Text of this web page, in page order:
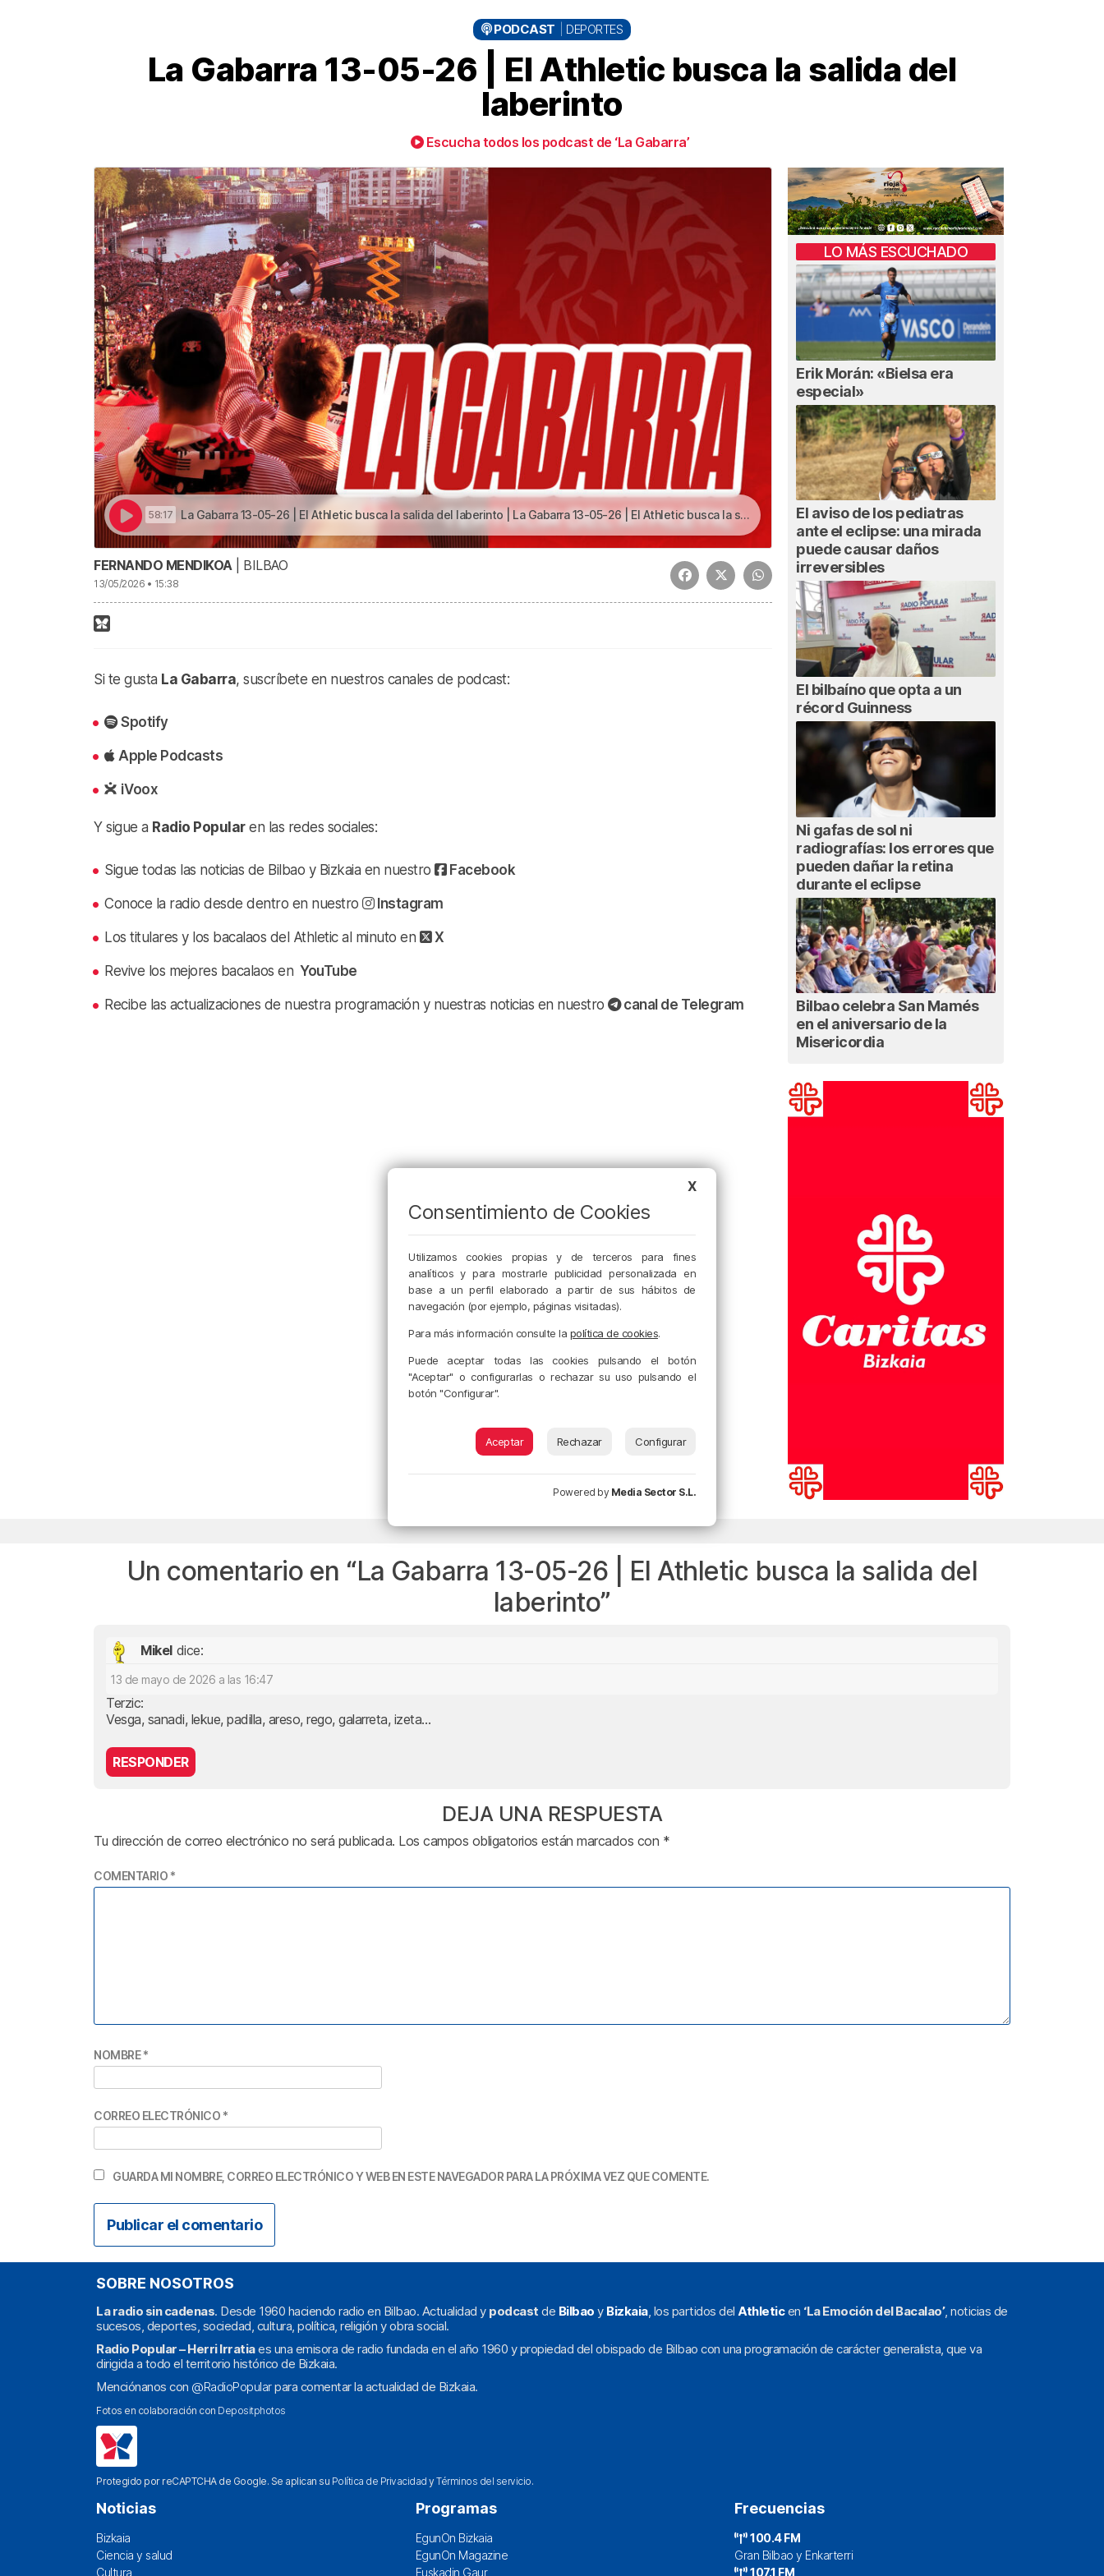
PODCAST DEPORTES
La Gabarra 13-05-26 | El Athletic busca la salida del
laberinto
Escucha todos los podcast de ‘La Gabarra’
58:17 La Gabarra 13-05-26 | El Athletic busca la salida del laberinto | La Gabarra 13-05-26 | El Athletic busca la salida del laberinto
FERNANDO MENDIKOA| BILBAO
13/05/2026 • 15:38
Si te gusta La Gabarra, suscríbete en nuestros canales de podcast:
Spotify
Apple Podcasts
iVoox
Y sigue a Radio Popularen las redes sociales:
Sigue todas las noticias de Bilbao y Bizkaia en nuestro Facebook
Conoce la radio desde dentro en nuestro Instagram
Los titulares y los bacalaos del Athletic al minuto en X
Revive los mejores bacalaos en YouTube
Recibe las actualizaciones de nuestra programación y nuestras noticias en nuestro canal de Telegram
LO MÁS ESCUCHADO
Erik Morán: «Bielsa era
especial»
El aviso de los pediatras
ante el eclipse: una mirada
puede causar daños
irreversibles
El bilbaíno que opta a un
récord Guinness
Ni gafas de sol ni
radiografías: los errores que
pueden dañar la retina
durante el eclipse
Bilbao celebra San Mamés
en el aniversario de la
Misericordia
Un comentario en “La Gabarra 13-05-26 | El Athletic busca la salida del
laberinto”
Mikel dice:
13 de mayo de 2026 a las 16:47
Terzic:
Vesga, sanadi, lekue, padilla, areso, rego, galarreta, izeta…
RESPONDER
DEJA UNA RESPUESTA
Tu dirección de correo electrónico no será publicada. Los campos obligatorios están marcados con *
COMENTARIO *
NOMBRE*
CORREO ELECTRÓNICO *
GUARDA MI NOMBRE, CORREO ELECTRÓNICO Y WEB EN ESTE NAVEGADOR PARA LA PRÓXIMA VEZ QUE COMENTE.
SOBRE NOSOTROS
La radio sin cadenas. Desde 1960 haciendo radio en Bilbao. Actualidad y podcast de Bilbao y Bizkaia, los partidos del Athleticen ‘La Emoción del Bacalao’, noticias de
sucesos, deportes, sociedad, cultura, política, religión y obra social.
Radio Popular – Herri Irratiaes una emisora de radio fundada en el año 1960 y propiedad del obispado de Bilbao con una programación de carácter generalista, que va
dirigida a todo el territorio histórico de Bizkaia.
Menciónanos con @RadioPopularpara comentar la actualidad de Bizkaia.
Fotos en colaboración con Depositphotos
Protegido por reCAPTCHA de Google. Se aplican su Política de Privacidad yTérminos del servicio.
Noticias
Bizkaia
Ciencia y salud
Cultura
Programas
EgunOn Bizkaia
EgunOn Magazine
Euskadin Gaur
Frecuencias
100.4 FM
Gran Bilbao y Enkarterri
107.1 FM
X
Consentimiento de Cookies
Utilizamos cookies propias y de terceros para fines
analíticos y para mostrarle publicidad personalizada en
base a un perfil elaborado a partir de sus hábitos de
navegación (por ejemplo, páginas visitadas).
Para más información consulte la política de cookies.
Puede aceptar todas las cookies pulsando el botón
"Aceptar" o configurarlas o rechazar su uso pulsando el
botón "Configurar".
Aceptar Rechazar Configurar
Powered by Media Sector S.L.